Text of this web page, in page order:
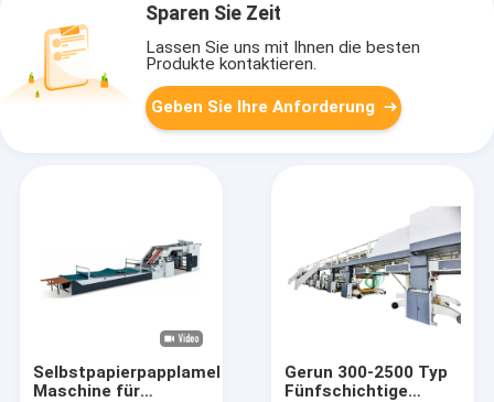
Sparen Sie Zeit
Lassen Sie uns mit Ihnen die besten
Produkte kontaktieren.
Geben Sie Ihre Anforderung
Selbstpapierpapplamellierende
Maschine für
Gerun 300-2500 Typ
Fünfschichtige